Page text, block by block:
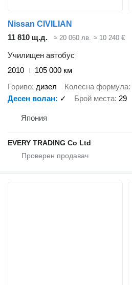
Nissan CIVILIAN
11 810 щ.д.
≈ 20 060 лв. ≈ 10 240 €
Училищен автобус
2010
105 000 км
Гориво дизел Колесна формула
Десен волан
✓ Брой места 29
Япония
EVERY TRADING Co Ltd